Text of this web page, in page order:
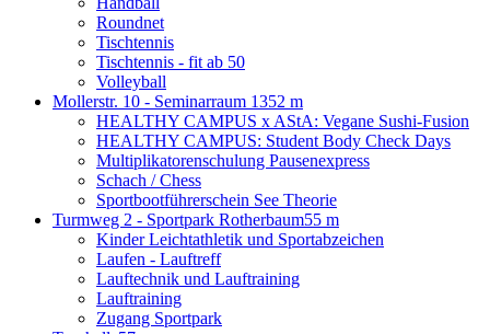
Roundnet
Tischtennis
Tischtennis - fit ab 50
Volleyball
Mollerstr. 10 - Seminarraum 1352 m
HEALTHY CAMPUS x AStA: Vegane Sushi-Fusion
HEALTHY CAMPUS: Student Body Check Days
Multiplikatorenschulung Pausenexpress
Schach / Chess
Sportbootführerschein See Theorie
Turmweg 2 - Sportpark Rotherbaum55 m
Kinder Leichtathletik und Sportabzeichen
Laufen - Lauftreff
Lauftechnik und Lauftraining
Lauftraining
Zugang Sportpark